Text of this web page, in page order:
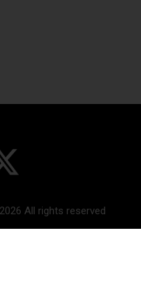
All rights reserved